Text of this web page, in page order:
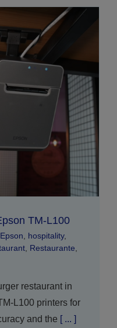
TM-L100
Epson, hospitality,
, Restaurante,
restaurant in
L100 printers for
and the [ ... ]